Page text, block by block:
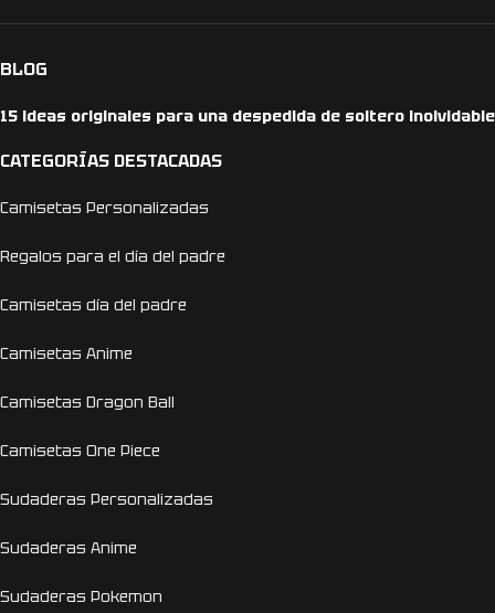
BLOG
15 ideas originales para una despedida de soltero inolvidable
CATEGORÍAS DESTACADAS
Camisetas Personalizadas
Regalos para el día del padre
Camisetas día del padre
Camisetas Anime
Camisetas Dragon Ball
Camisetas One Piece
Sudaderas Personalizadas
Sudaderas Anime
Sudaderas Pokemon